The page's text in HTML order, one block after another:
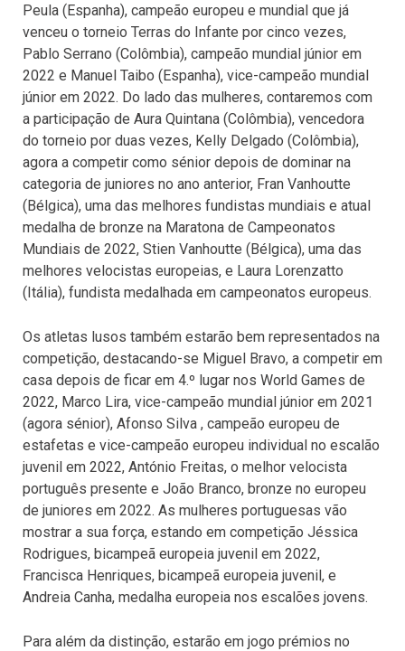
Peula (Espanha), campeão europeu e mundial que já
venceu o torneio Terras do Infante por cinco vezes,
Pablo Serrano (Colômbia), campeão mundial júnior em
2022 e Manuel Taibo (Espanha), vice-campeão mundial
júnior em 2022. Do lado das mulheres, contaremos com
a participação de Aura Quintana (Colômbia), vencedora
do torneio por duas vezes, Kelly Delgado (Colômbia),
agora a competir como sénior depois de dominar na
categoria de juniores no ano anterior, Fran Vanhoutte
(Bélgica), uma das melhores fundistas mundiais e atual
medalha de bronze na Maratona de Campeonatos
Mundiais de 2022, Stien Vanhoutte (Bélgica), uma das
melhores velocistas europeias, e Laura Lorenzatto
(Itália), fundista medalhada em campeonatos europeus.
Os atletas lusos também estarão bem representados na
competição, destacando-se Miguel Bravo, a competir em
casa depois de ficar em 4.º lugar nos World Games de
2022, Marco Lira, vice-campeão mundial júnior em 2021
(agora sénior), Afonso Silva , campeão europeu de
estafetas e vice-campeão europeu individual no escalão
juvenil em 2022, António Freitas, o melhor velocista
português presente e João Branco, bronze no europeu
de juniores em 2022. As mulheres portuguesas vão
mostrar a sua força, estando em competição Jéssica
Rodrigues, bicampeã europeia juvenil em 2022,
Francisca Henriques, bicampeã europeia juvenil, e
Andreia Canha, medalha europeia nos escalões jovens.
Para além da distinção, estarão em jogo prémios no